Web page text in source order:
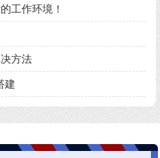
工作环境！
方法
建